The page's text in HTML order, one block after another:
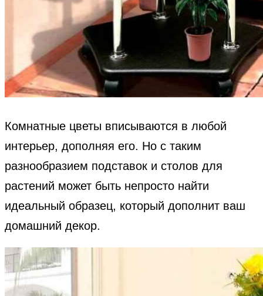
Комнатные цветы вписываются в любой
интерьер, дополняя его. Но с таким
разнообразием подставок и столов для
растений может быть непросто найти
идеальный образец, который дополнит ваш
домашний декор.